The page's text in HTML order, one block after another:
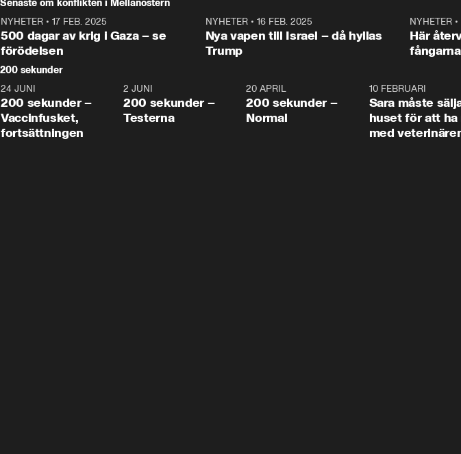
Senaste om konflikten i Mellanöstern
NYHETER • 17 FEB. 2025
500 dagar av krig i Gaza – se
förödelsen
NYHETER• 16 FEB. 2025
Nya vapen till Israel – då hyllas
Trump
NYHETER •
Här
200 sekunder
5:00
24 JUNI
200 sekunder –
Vaccinfusket,
fortsättningen
4:23
2 JUNI
200 sekunder –
Testerna
20 APRIL
200 sekunder –
Normal
10 FEBRUARI
Sara måste
huset för att ha
med